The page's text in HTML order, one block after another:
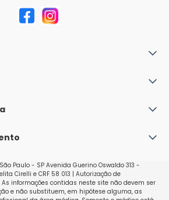
Paulo - SP Avenida Guerino Oswaldo 313 -
Cirelli e CRF 58 013 | Autorização de
informações contidas neste site não devem ser
e não substituem, em hipótese alguma, as